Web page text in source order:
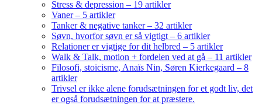
Stress & depression – 19 artikler
Vaner – 5 artikler
Tanker & negative tanker – 32 artikler
Søvn, hvorfor søvn er så vigtigt – 6 artikler
Relationer er vigtige for dit helbred – 5 artikler
Walk & Talk, motion + fordelen ved at gå – 11 artikler
Filosofi, stoicisme, Anaïs Nin, Søren Kierkegaard – 8
artikler
Trivsel er ikke alene forudsætningen for et godt liv, det
er også forudsætningen for at præstere.